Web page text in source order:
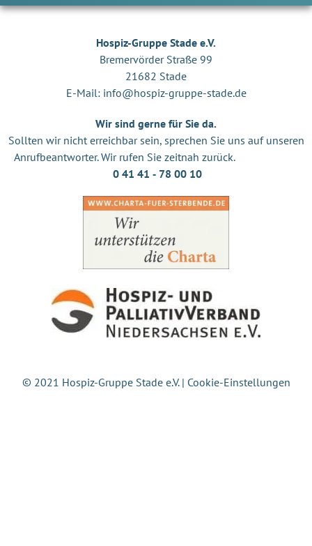
Hospiz-Gruppe Stade e.V.
Bremervörder Straße 99
21682 Stade
E-Mail: info@hospiz-gruppe-stade.de
Wir sind gerne für Sie da.
Sollten wir nicht erreichbar sein, sprechen Sie uns auf unseren
Anrufbeantworter. Wir rufen Sie zeitnah zurück.
0 41 41 ‐ 78 00 10
© 2021 Hospiz-Gruppe Stade e.V. | Cookie-Einstellungen